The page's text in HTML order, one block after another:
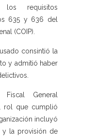
requisitos
635 y 636 del
(COIP).
consintió la
y admitió haber
General
rol que cumplió
incluyó
y la provisión de